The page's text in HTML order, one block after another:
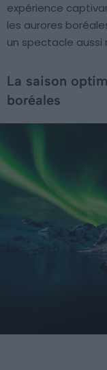
expérience
les aurores
un spectacle aussi
La saison
boréales